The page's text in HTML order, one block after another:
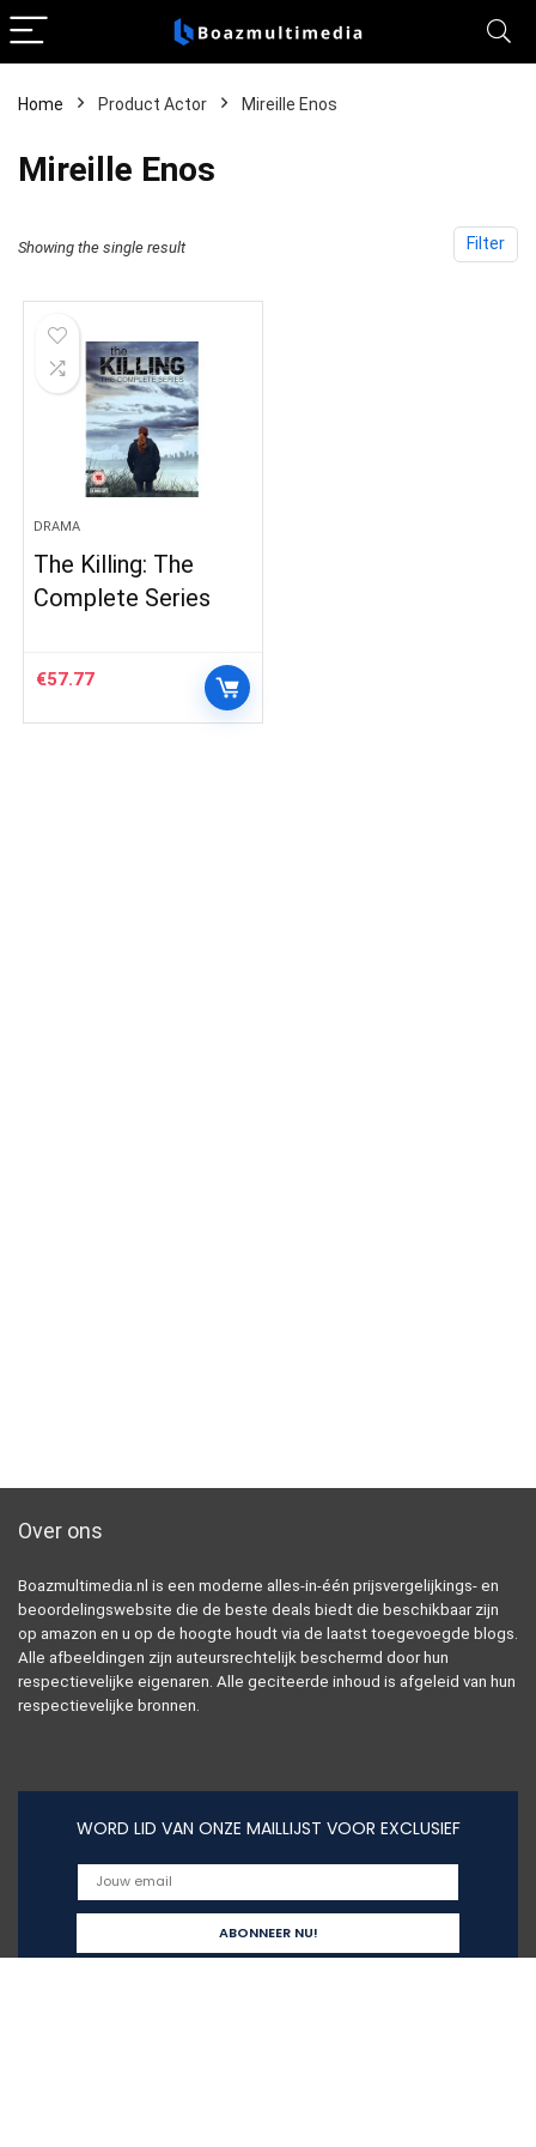
Home Product Actor Mireille Enos
Mireille Enos
Filter
Showing the single result
DRAMA
The Killing: The
Complete Series
€57.77
Over ons
Boazmultimedia.nl is een moderne alles-in-één prijsvergelijkings- en
beoordelingswebsite die de beste deals biedt die beschikbaar zijn
op amazon en u op de hoogte houdt via de laatst toegevoegde blogs.
Alle afbeeldingen zijn auteursrechtelijk beschermd door hun
respectievelijke eigenaren. Alle geciteerde inhoud is afgeleid van hun
respectievelijke bronnen.
WORD LID VAN ONZE MAILLIJST VOOR EXCLUSIEF